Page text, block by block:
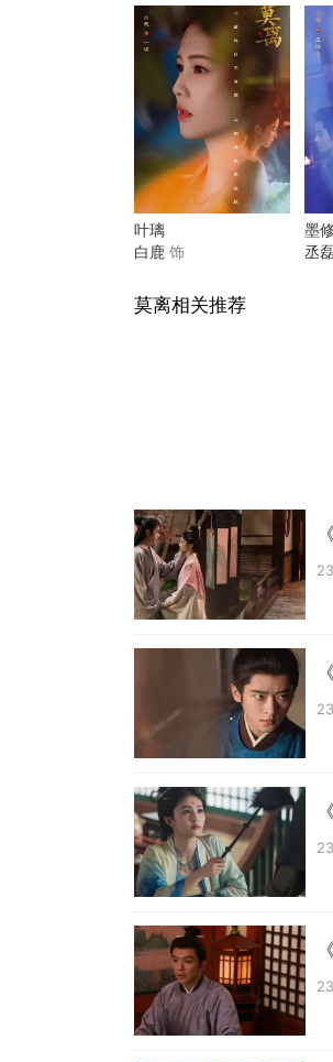
叶璃
白鹿 饰
墨
丞
莫离相关推荐